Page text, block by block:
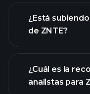
gráfico
¿Está
de ZNTE?
¿Cuál es la
analistas para